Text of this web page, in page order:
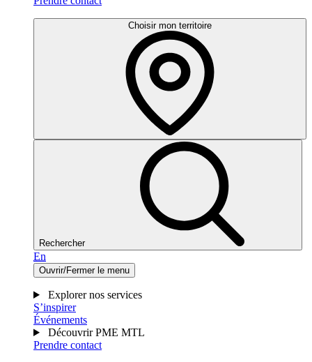
Choisir mon territoire
Rechercher
En
Ouvrir/Fermer le menu
Explorer nos services
S’inspirer
Événements
Découvrir PME MTL
Prendre contact